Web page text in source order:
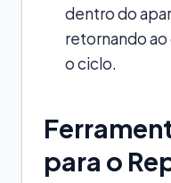
dentro do
retornando
o ciclo.
para o